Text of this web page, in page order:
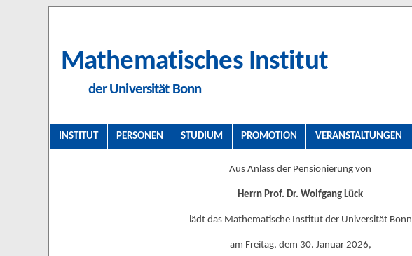
Mathematisches Institut
der Universität Bonn
INSTITUT PERSONEN STUDIUM PROMOTION VERANSTALTUNGEN
Aus Anlass der Pensionierung von
Herrn Prof. Dr. Wolfgang Lück
lädt das Mathematische Institut der Universität Bonn
am Freitag, dem 30. Januar 2026,